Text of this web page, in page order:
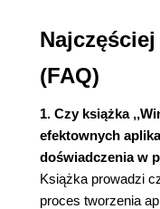
Phone (39)
Phone (40)
Phone (41)
Zmiana
Rozdział 3.
(FAQ)
1. Czy książka
efektownych
doświadczenia w
Książka prowadzi
proces tworzenia